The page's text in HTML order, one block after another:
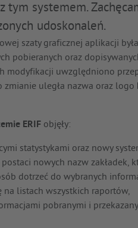
tym systemem.
udoskonaleń.
szaty graficznej aplikacji
pobieranych oraz
modyfikacji uwzględniono
uległa nazwa oraz logo
ERIF objęły:
statystykami oraz nowy
nowych nazw zakładek,
dotrzeć do wybranych
listach wszystkich raportów,
pobranymi i